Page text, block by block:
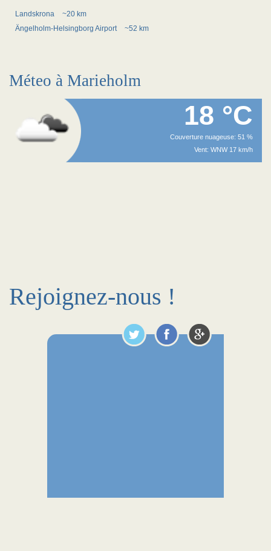
Landskrona
~20 km
Ängelholm-Helsingborg Airport
~52 km
Méteo à Marieholm
18 °C
Couverture nuageuse: 51 %
Vent: WNW 17 km/h
Rejoignez-nous !